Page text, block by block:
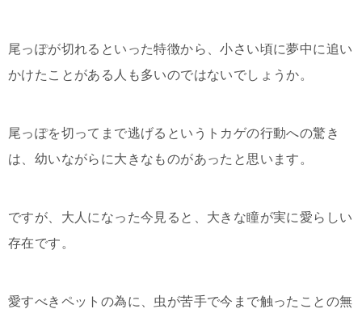
尾っぽが切れるといった特徴から、小さい頃に夢中に追い
かけたことがある人も多いのではないでしょうか。
尾っぽを切ってまで逃げるというトカゲの行動への驚き
は、幼いながらに大きなものがあったと思います。
ですが、大人になった今見ると、大きな瞳が実に愛らしい
存在です。
愛すべきペットの為に、虫が苦手で今まで触ったことの無